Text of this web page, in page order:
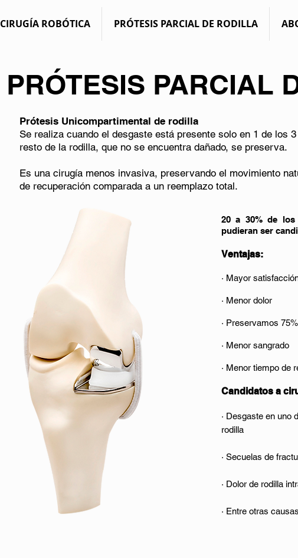
CIRUGÍA ROBÓTICA PRÓTESIS PARCIAL DE RODILLA
PRÓTESIS PARCIAL
20 a 30% de los
pudieran ser
Ventajas:
· Mayor
· Menor dolor
· Preservamos
· Menor sangrado
· Menor tiempo de
Candidatos a
· Desgaste en uno
rodilla
· Secuelas de
· Dolor de rodilla
· Entre otras
Prótesis Unicompartimental de rodilla
Se realiza cuando el desgaste está presente solo en 1 de los
resto de la rodilla, que no se encuentra dañado, se preserva.
Es una cirugía menos invasiva, preservando el movimiento
de recuperación comparada a un reemplazo total.